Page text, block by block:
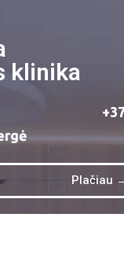
klinika
Plačiau